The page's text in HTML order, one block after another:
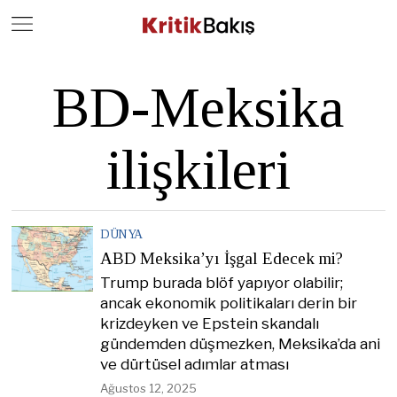
BD-Meksika
ilişkileri
DÜNYA
ABD Meksika’yı İşgal Edecek mi?
Trump burada blöf yapıyor olabilir;
ancak ekonomik politikaları derin bir
krizdeyken ve Epstein skandalı
gündemden düşmezken, Meksika’da ani
ve dürtüsel adımlar atması
Ağustos 12, 2025